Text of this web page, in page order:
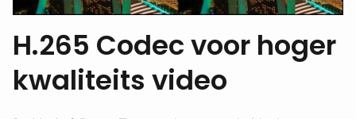
H.265 Codec voor hoger
kwaliteits video